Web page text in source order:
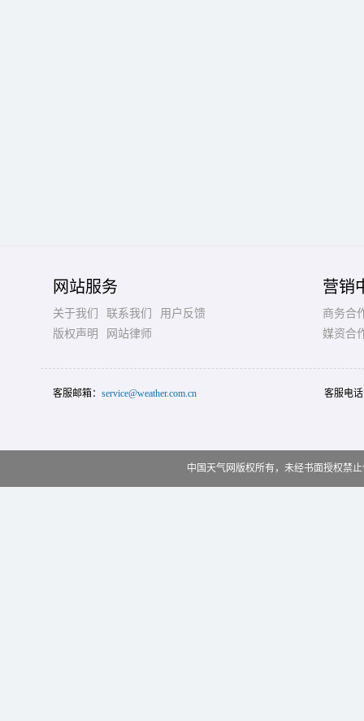
网站服务
关于我们 联系我们
用户反馈
版权声明
网站律师
营销
商务合
媒资合
客服邮箱： service@weather.com.cn 客服电
中国天气网版权所有，未经书面授权